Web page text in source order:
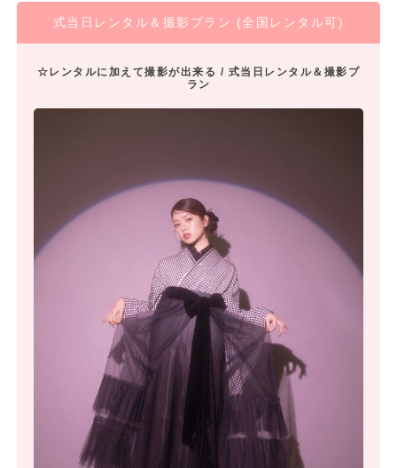
式当日レンタル＆撮影プラン (全国レンタル可)
☆レンタルに加えて撮影が出来る / 式当日レンタル＆撮影プ
ラン